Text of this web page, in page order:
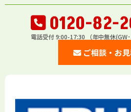
0120-82-
電話受付 9:00-17:30 （年中無休(GW･
ご相談・お